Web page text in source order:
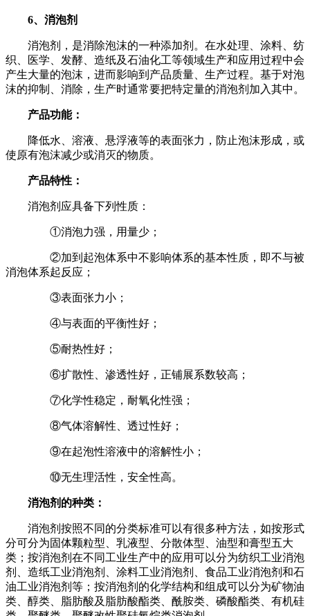
6、消泡剂
消泡剂，是消除泡沫的一种添加剂。在水处理、涂料、纺
织、医学、发酵、造纸及石油化工等领域生产和应用过程中会
产生大量的泡沫，进而影响到产品质量、生产过程。基于对泡
沫的抑制、消除，生产时通常要把特定量的消泡剂加入其中。
产品功能：
降低水、溶液、悬浮液等的表面张力，防止泡沫形成，或
使原有泡沫减少或消灭的物质。
产品特性：
消泡剂应具备下列性质：
①消泡力强，用量少；
②加到起泡体系中不影响体系的基本性质，即不与被
消泡体系起反应；
③表面张力小；
④与表面的平衡性好；
⑤耐热性好；
⑥扩散性、渗透性好，正铺展系数较高；
⑦化学性稳定，耐氧化性强；
⑧气体溶解性、透过性好；
⑨在起泡性溶液中的溶解性小；
⑩无生理活性，安全性高。
消泡剂的种类：
消泡剂按照不同的分类标准可以有很多种方法，如按形式
分可分为固体颗粒型、乳液型、分散体型、油型和膏型五大
类；按消泡剂在不同工业生产中的应用可以分为纺织工业消泡
剂、造纸工业消泡剂、涂料工业消泡剂、食品工业消泡剂和石
油工业消泡剂等；按消泡剂的化学结构和组成可以分为矿物油
类、醇类、脂肪酸及脂肪酸酯类、酰胺类、磷酸酯类、有机硅